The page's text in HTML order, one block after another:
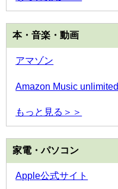
本・音楽・動画
アマゾン
Amazon Music unlimited
もっと見る＞＞
家電・パソコン
Apple公式サイト